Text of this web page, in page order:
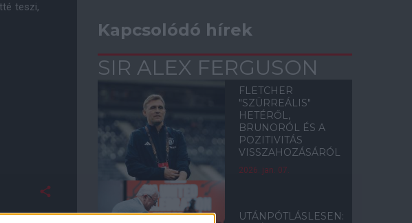
teszi,
Kapcsolódó hírek
SIR ALEX FERGUSON
FLETCHER
"SZÜRREÁLIS"
HETÉRŐL,
BRUNORÓL ÉS A
POZITIVITÁS
VISSZAHOZÁSÁRÓL
2026. jan. 07.
UTÁNPÓTLÁSLESEN: